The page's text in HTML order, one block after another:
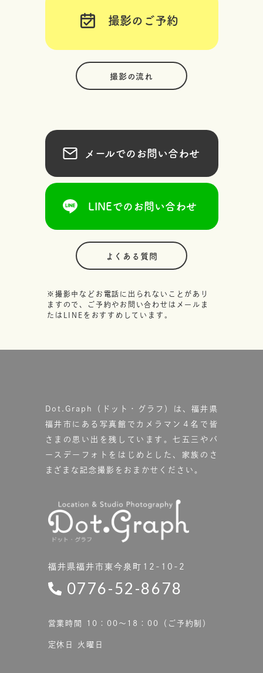
撮影のご予約
撮影の流れ
メールでのお問い合わせ
LINEでのお問い合わせ
よくある質問
※撮影中などお電話に出られないことがあり
ますので、ご予約やお問い合わせはメールま
たはLINEをおすすめしています。
Dot.Graph（ドット・グラフ）は、福井県
福井市にある写真館で カメラマン４名で皆
さまの思い出を残しています。七五三やバ
ースデーフォトをはじめとした、家族のさ
まざまな記念撮影をおまかせください。
福井県福井市東今泉町12-10-2
0776-52-8678
営業時間 10：00〜18：00（ご予約制）
定休日 火曜日